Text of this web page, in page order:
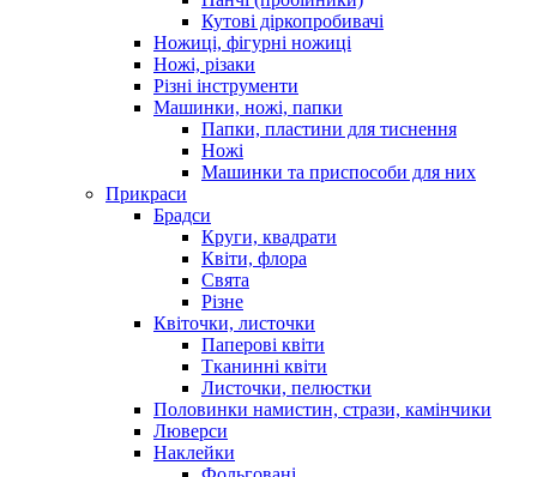
Кутові діркопробивачі
Ножиці, фігурні ножиці
Ножі, різаки
Різні інструменти
Машинки, ножі, папки
Папки, пластини для тиснення
Ножі
Машинки та приспособи для них
Прикраси
Брадси
Круги, квадрати
Квіти, флора
Свята
Різне
Квіточки, листочки
Паперові квіти
Тканинні квіти
Листочки, пелюстки
Половинки намистин, стрази, камінчики
Люверси
Наклейки